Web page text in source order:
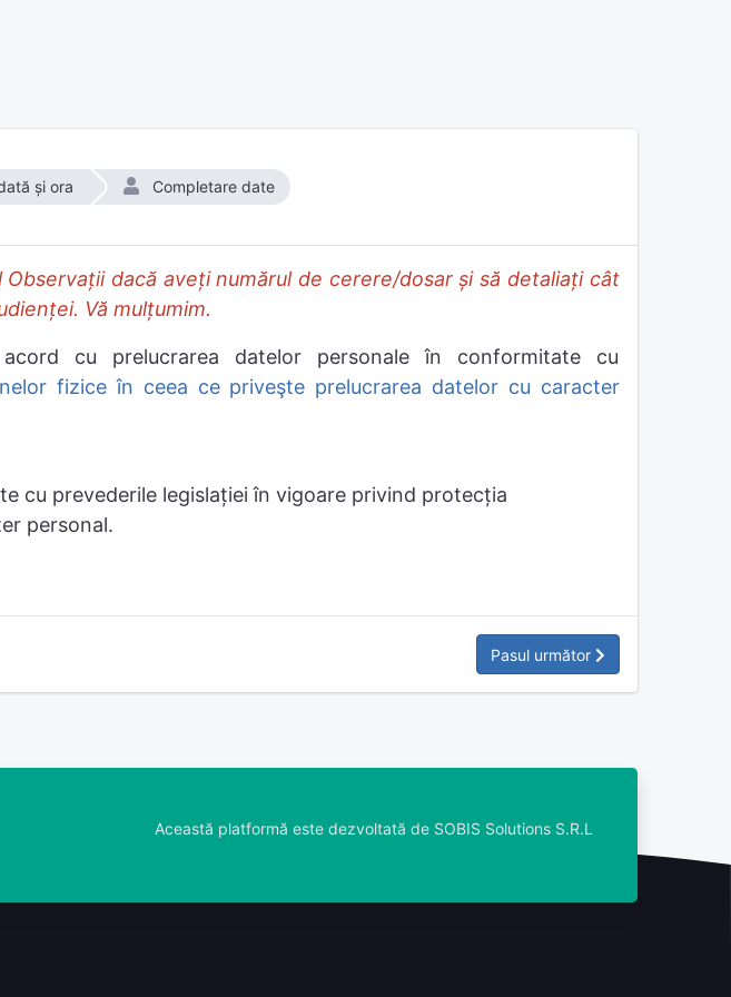
și ora Completare date
dacă aveți numărul de cerere/dosar și să detaliați cât
Vă mulțumim.
cu prelucrarea datelor personale în conformitate cu
fizice în ceea ce priveşte prelucrarea datelor cu caracter
cu prevederile legislației în vigoare privind protecția
personal.
Pasul următor
Această platformă este dezvoltată de SOBIS Solutions S.R.L